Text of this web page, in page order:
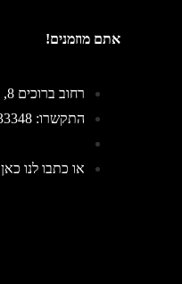
אתם מוזמנים!
רחוב ברוכים 8, ירושלים
התקשרו: 02-5333348
או כתבו לנו כאן